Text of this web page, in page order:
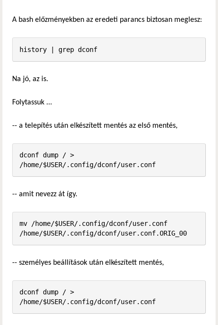
A bash előzményekben az eredeti parancs biztosan meglesz:
history | grep dconf
Na jó, az is.
Folytassuk ...
-- a telepítés után elkészített mentés az első mentés,
dconf dump / >
/home/$USER/.config/dconf/user.conf
-- amit nevezz át így.
mv /home/$USER/.config/dconf/user.conf
/home/$USER/.config/dconf/user.conf.ORIG_00
-- személyes beállítások után elkészített mentés,
dconf dump / >
/home/$USER/.config/dconf/user.conf